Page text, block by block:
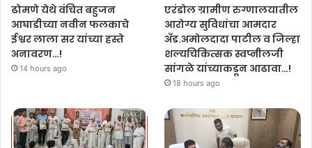
ढोमणे येथे वंचित बहुजन
आघाडीच्या नवीन फलकाचे
ईश्वर लाला सर यांच्या हस्ते
अनावरण…!
14 hours ago
एरंडोल ग्रामीण रुग्णालयातील
आरोग्य सुविधांचा आमदार
ॲड.अमोलदादा पाटील व जिल्हा
शल्यचिकित्सक स्वप्नीलजी
सांगळे यांच्याकडून आढावा…!
18 hours ago